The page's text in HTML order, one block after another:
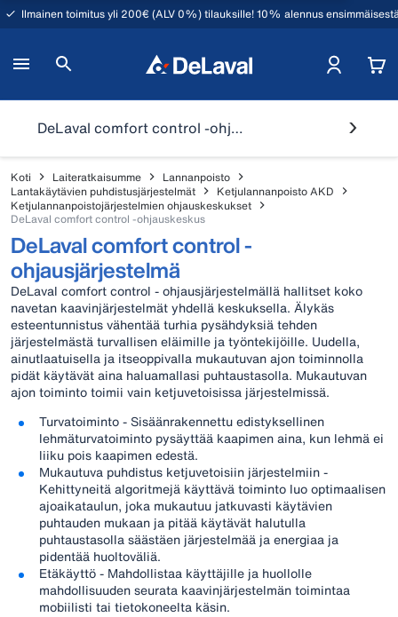
Ilmainen toimitus yli 200€ (ALV 0%) tilauksille! 10% alennus
DeLaval comfort control -ohjauskeskus
Koti Laiteratkaisumme
Lannanpoisto
Lantakäytävien puhdistusjärjestelmät
Ketjulannanpoisto AKD
Ketjulannanpoistojärjestelmien ohjauskeskukset
DeLaval comfort control -ohjauskeskus
DeLaval comfort control -
ohjausjärjestelmä
DeLaval comfort control - ohjausjärjestelmällä hallitset koko
navetan kaavinjärjestelmät yhdellä keskuksella. Älykäs
esteentunnistus vähentää turhia pysähdyksiä tehden
järjestelmästä turvallisen eläimille ja työntekijöille. Uudella,
ainutlaatuisella ja itseoppivalla mukautuvan ajon toiminnolla
pidät käytävät aina haluamallasi puhtaustasolla. Mukautuvan
ajon toiminto toimii vain ketjuvetoisissa järjestelmissä.
Turvatoiminto - Sisäänrakennettu edistyksellinen
lehmäturvatoiminto pysäyttää kaapimen aina, kun lehmä ei
liiku pois kaapimen edestä.
Mukautuva puhdistus ketjuvetoisiin järjestelmiin -
Kehittyneitä algoritmejä käyttävä toiminto luo optimaalisen
ajoaikataulun, joka mukautuu jatkuvasti käytävien
puhtauden mukaan ja pitää käytävät halutulla
puhtaustasolla säästäen järjestelmää ja energiaa ja
pidentää huoltoväliä.
Etäkäyttö - Mahdollistaa käyttäjille ja huollolle
mahdollisuuden seurata kaavinjärjestelmän toimintaa
mobiilisti tai tietokoneelta käsin.